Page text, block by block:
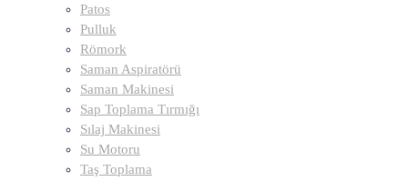
Patos
Pulluk
Römork
Saman Aspiratörü
Saman Makinesi
Sap Toplama Tırmığı
Sılaj Makinesi
Su Motoru
Taş Toplama